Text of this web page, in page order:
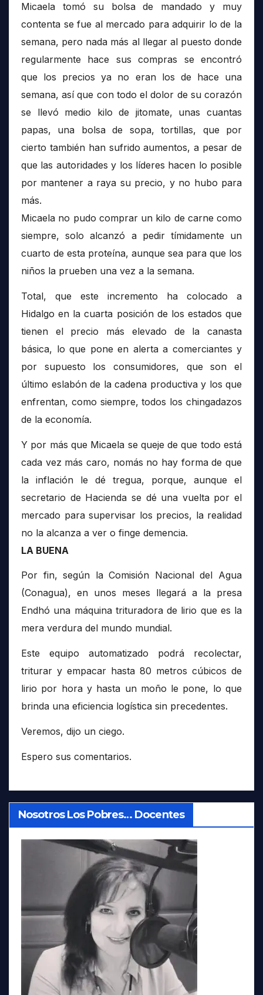
Micaela tomó su bolsa de mandado y muy
contenta se fue al mercado para adquirir lo de la
semana, pero nada más al llegar al puesto donde
regularmente hace sus compras se encontró
que los precios ya no eran los de hace una
semana, así que con todo el dolor de su corazón
se llevó medio kilo de jitomate, unas cuantas
papas, una bolsa de sopa, tortillas, que por
cierto también han sufrido aumentos, a pesar de
que las autoridades y los líderes hacen lo posible
por mantener a raya su precio, y no hubo para
más.
Micaela no pudo comprar un kilo de carne como
siempre, solo alcanzó a pedir tímidamente un
cuarto de esta proteína, aunque sea para que los
niños la prueben una vez a la semana.
Total, que este incremento ha colocado a
Hidalgo en la cuarta posición de los estados que
tienen el precio más elevado de la canasta
básica, lo que pone en alerta a comerciantes y
por supuesto los consumidores, que son el
último eslabón de la cadena productiva y los que
enfrentan, como siempre, todos los chingadazos
de la economía.
Y por más que Micaela se queje de que todo está
cada vez más caro, nomás no hay forma de que
la inflación le dé tregua, porque, aunque el
secretario de Hacienda se dé una vuelta por el
mercado para supervisar los precios, la realidad
no la alcanza a ver o finge demencia.
LA BUENA
Por fin, según la Comisión Nacional del Agua
(Conagua), en unos meses llegará a la presa
Endhó una máquina trituradora de lirio que es la
mera verdura del mundo mundial.
Este equipo automatizado podrá recolectar,
triturar y empacar hasta 80 metros cúbicos de
lirio por hora y hasta un moño le pone, lo que
brinda una eficiencia logística sin precedentes.
Veremos, dijo un ciego.
Espero sus comentarios.
Nosotros Los Pobres… Docentes